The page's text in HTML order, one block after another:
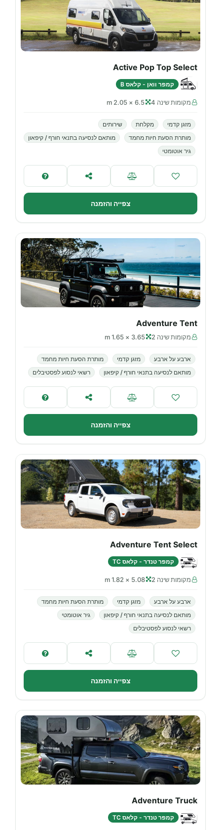
Active Pop Top Select
קמפר וואן - קלאס B
מקומות שינה 4 6.5 × 2.05 m
מזגן קדמי מקלחת
שירותים
מותרת הסעת חיות מחמד
מותאם לנסיעה בתנאי חורף / קיפאון
גיר אוטומטי
צפייה והזמנה
Adventure Tent
מקומות שינה 2 3.65 × 1.65 m
ארבע על ארבע מזגן קדמי
מותרת הסעת חיות מחמד
מותאם לנסיעה בתנאי חורף / קיפאון
רשאי לנסוע לפסטיבלים
צפייה והזמנה
Adventure Tent Select
קמפר טנדר - קלאס TC
מקומות שינה 2 5.08 × 1.82 m
ארבע על ארבע מזגן קדמי
מותרת הסעת חיות מחמד
מותאם לנסיעה בתנאי חורף / קיפאון
גיר אוטומטי
רשאי לנסוע לפסטיבלים
צפייה והזמנה
Adventure Truck
קמפר טנדר - קלאס TC